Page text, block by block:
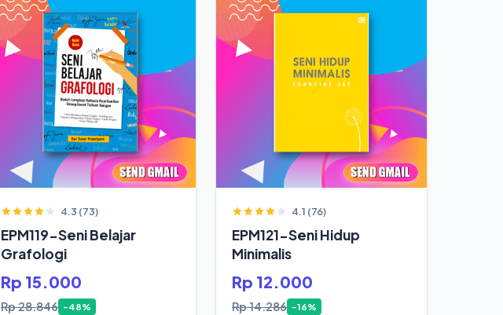
4.3 (73)
EPM119-Seni Belajar
Grafologi
Rp 15.000
Rp 28.846 -48%
4.1 (76)
EPM121-Seni Hidup
Minimalis
Rp 12.000
Rp 14.286 -16%